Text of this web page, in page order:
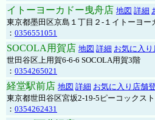
イトーヨーカドー曳舟店 地図 詳細
東京都墨田区京島１丁目２-１イトーヨー
： 0356551051
SOCOLA用賀店 地図 詳細 お気に入
世田谷区上用賀6-6-6 SOCOLA用賀3階
： 0354265021
経堂駅前店 地図 詳細 お気に入り店舗
東京都世田谷区宮坂2-19-5ピーコックス
： 0354262431